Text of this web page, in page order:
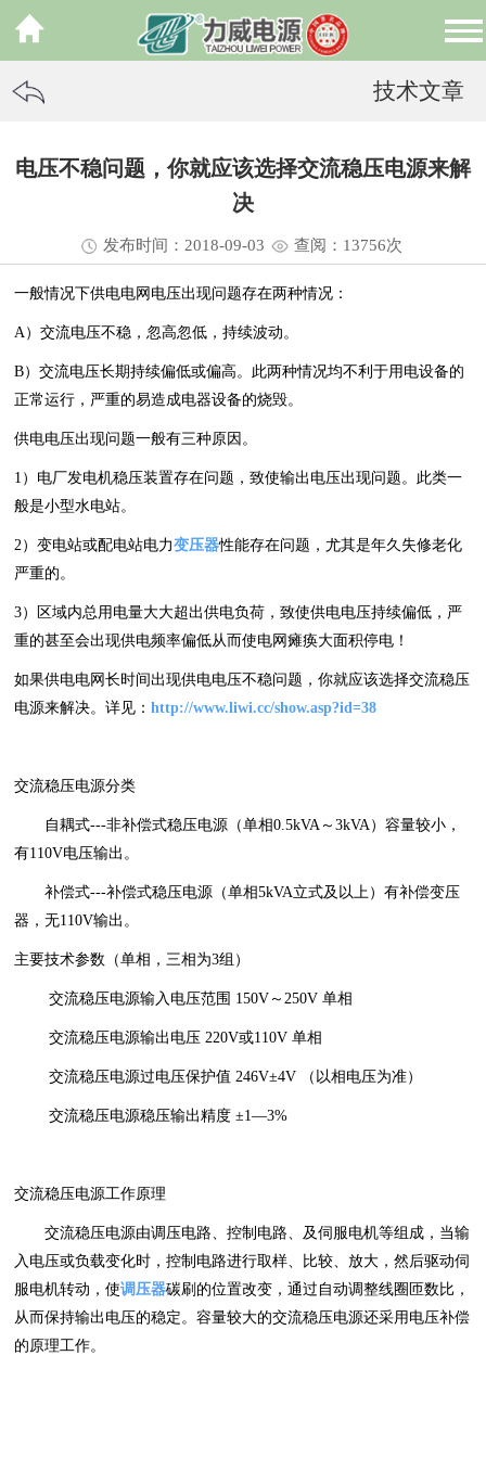
技术文章
电压不稳问题，你就应该选择交流稳压电源来解
决
发布时间：2018-09-03 查阅：13756次
一般情况下供电电网电压出现问题存在两种情况：
A）交流电压不稳，忽高忽低，持续波动。
B）交流电压长期持续偏低或偏高。此两种情况均不利于用电设备的
正常运行，严重的易造成电器设备的烧毁。
供电电压出现问题一般有三种原因。
1）电厂发电机稳压装置存在问题，致使输出电压出现问题。此类一
般是小型水电站。
2）变电站或配电站电力变压器性能存在问题，尤其是年久失修老化
严重的。
3）区域内总用电量大大超出供电负荷，致使供电电压持续偏低，严
重的甚至会出现供电频率偏低从而使电网瘫痪大面积停电！
如果供电电网长时间出现供电电压不稳问题，你就应该选择交流稳压
电源来解决。详见：http://www.liwi.cc/show.asp?id=38
交流稳压电源分类
自耦式---非补偿式稳压电源（单相0.5kVA～3kVA）容量较小，
有110V电压输出。
补偿式---补偿式稳压电源（单相5kVA立式及以上）有补偿变压
器，无110V输出。
主要技术参数（单相，三相为3组）
交流稳压电源输入电压范围 150V～250V 单相
交流稳压电源输出电压 220V或110V 单相
交流稳压电源过电压保护值 246V±4V （以相电压为准）
交流稳压电源稳压输出精度 ±1—3%
交流稳压电源工作原理
交流稳压电源由调压电路、控制电路、及伺服电机等组成，当输
入电压或负载变化时，控制电路进行取样、比较、放大，然后驱动伺
服电机转动，使调压器碳刷的位置改变，通过自动调整线圈匝数比，
从而保持输出电压的稳定。容量较大的交流稳压电源还采用电压补偿
的原理工作。